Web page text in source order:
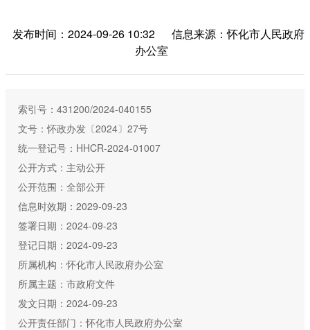
发布时间：2024-09-26 10:32
信息来源：怀化市人民政府
办公室
索引号：431200/2024-040155
文号：怀政办发〔2024〕27号
统一登记号：HHCR-2024-01007
公开方式：主动公开
公开范围：全部公开
信息时效期：2029-09-23
签署日期：2024-09-23
登记日期：2024-09-23
所属机构：怀化市人民政府办公室
所属主题：市政府文件
发文日期：2024-09-23
公开责任部门：怀化市人民政府办公室